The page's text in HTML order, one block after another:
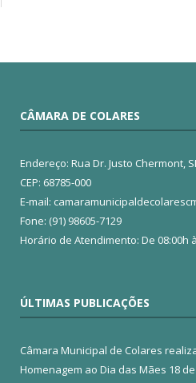
CÂMARA DE COLARES
Endereço: Rua Dr. Justo Chermont,
CEP: 68785-000
E-mail:
Fone: (91) 98605-7129
Horário de Atendimento: De 08:00h
ÚLTIMAS PUBLICAÇÕES
Câmara Municipal de Colares
Homenagem ao Dia das Mães 18